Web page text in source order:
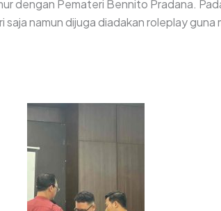
dengan Pemateri Bennito Pradana.
namun dijuga diadakan roleplay guna